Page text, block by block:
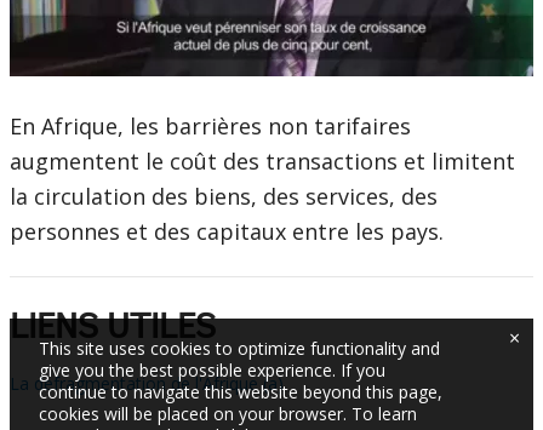
0:00 / 8:36
En Afrique, les barrières non tarifaires
augmentent le coût des transactions et limitent
la circulation des biens, des services, des
personnes et des capitaux entre les pays.
LIENS UTILES
La defragmentation de l'Afrique (a)
This site uses cookies to optimize functionality and
give you the best possible experience. If you
continue to navigate this website beyond this page,
cookies will be placed on your browser. To learn
×